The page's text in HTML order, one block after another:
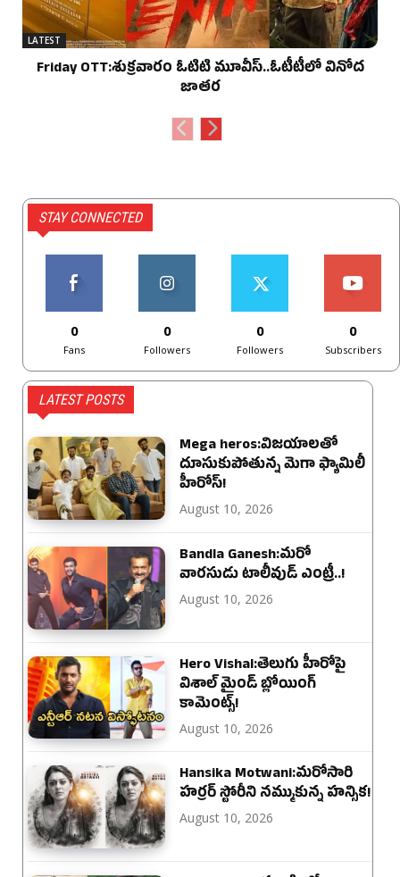
LATEST
Friday OTT:శుక్రవారం ఓటిటి మూవీస్..ఓటీటీలో వినోద
జాతర
STAY CONNECTED
0
Fans
0
Followers
0
Followers
0
Subscribers
LATEST POSTS
Mega heros:విజయాలతో
దూసుకుపోతున్న మెగా ఫ్యామిలీ
హీరోస్!
August 10, 2026
Bandla Ganesh:మరో
వారసుడు టాలీవుడ్ ఎంట్రీ..!
August 10, 2026
Hero Vishal:తెలుగు హీరోపై
విశాల్ మైండ్ బ్లోయింగ్
కామెంట్స్!
August 10, 2026
Hansika Motwani:మరోసారి
హర్రర్ స్టోరీని నమ్ముకున్న హన్సిక!
August 10, 2026